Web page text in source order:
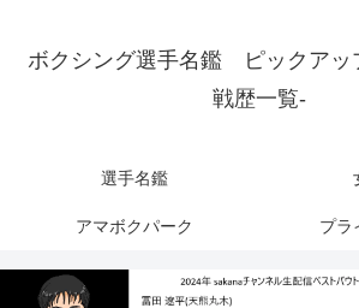
ボクシング選手名鑑 ピックア
戦歴一覧-
選手名鑑
アマボクパーク プラ